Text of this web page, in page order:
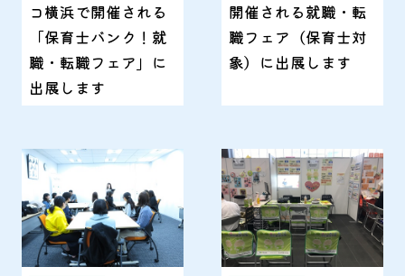
コ横浜で開催される
「保育士バンク！就
職・転職フェア」に
出展します
開催される就職・転
職フェア（保育士対
象）に出展します